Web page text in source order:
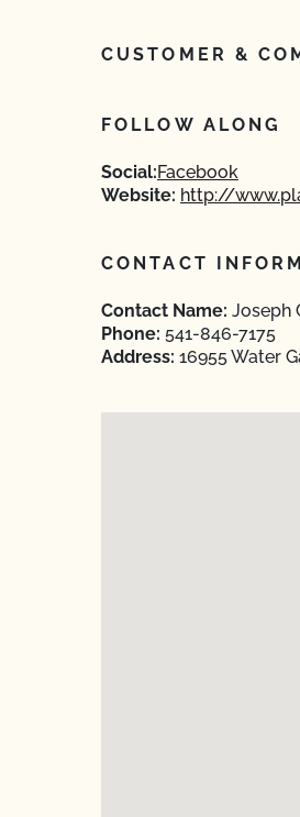
CUSTOMER &
FOLLOW ALONG
Social:Facebook
Website: http://
CONTACT
Contact Name: Joseph
Phone: 541-846-7175
Address: 16955 Water